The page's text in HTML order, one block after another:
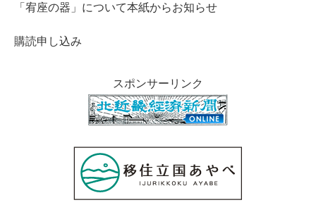
「宥座の器」について本紙からお知らせ
購読申し込み
スポンサーリンク